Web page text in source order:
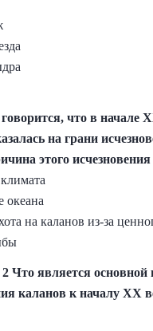
говорится, что в начале
на грани
этого исчезновения
океана
на каланов из-за
Что является основной
каланов к началу XX